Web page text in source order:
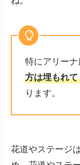
特にアリー
方は埋もれ
ります。
花道やステージ